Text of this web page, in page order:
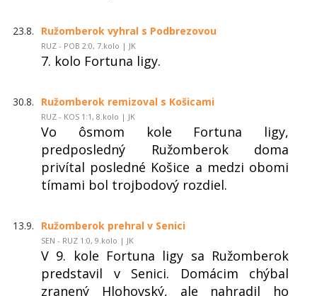
23.8. Ružomberok vyhral s Podbrezovou
RUZ - POB 2:0, 7.kolo | JK
7. kolo Fortuna ligy.
30.8. Ružomberok remizoval s Košicami
RUZ - KOS 1:1, 8.kolo | JK
Vo ôsmom kole Fortuna ligy,
predposledný Ružomberok doma
privítal posledné Košice a medzi obomi
tímami bol trojbodový rozdiel.
13.9. Ružomberok prehral v Senici
SEN - RUZ 1:0, 9.kolo | JK
V 9. kole Fortuna ligy sa Ružomberok
predstavil v Senici. Domácim chýbal
zranený Hlohovský, ale nahradil ho